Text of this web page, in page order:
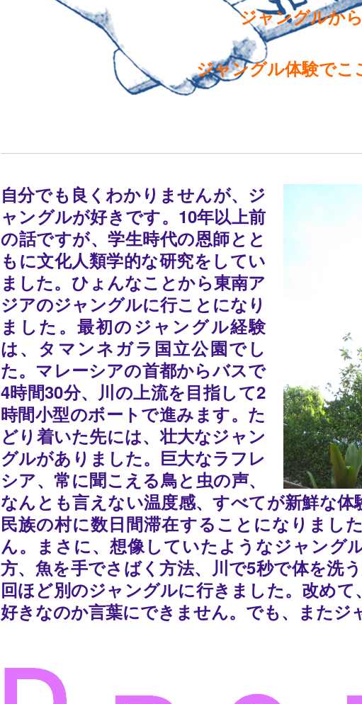
ジャングルか
ジャングル体験で
自分でも良くわかりませんが、ジ
ャングルが好きです。10年以上前
の話ですが、学生時代の恩師とと
もに文化人類学的な研究をしてい
ました。ひょんなことから東南ア
ジアのジャングルに行ことになり
ました。最初のジャングル経験
は、タマンネガラ国立公園でし
た。マレーシアの首都からバスで
4時間30分、川の上流を目指して2
時間小型のボートで進みます。た
どり着いた先には、壮大なジャン
グルがありました。巨大なラフレ
シア、常に聞こえる鳥と虫の声、
なんとも言えない温度感、すべてが新鮮な
民族の村に数日間滞在することになりまし
ん。まさに、想像していたようなジャング
方、魚を手でさばく方法、川で5秒で体を洗
回ほど別のジャングルに行きました。改め
好きなのか言葉にできません。でも、またジ